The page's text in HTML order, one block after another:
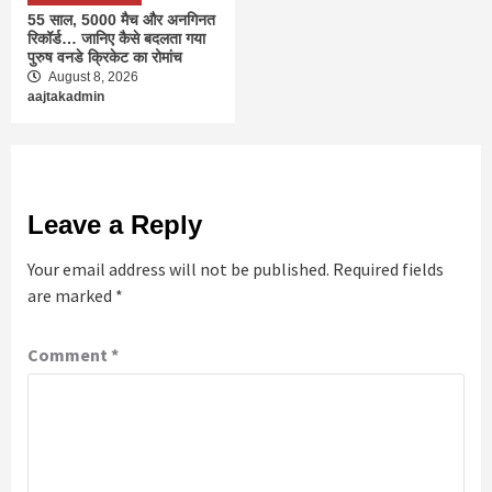
55 साल, 5000 मैच और अनगिनत
रिकॉर्ड… जानिए कैसे बदलता गया
पुरुष वनडे क्रिकेट का रोमांच
August 8, 2026
aajtakadmin
Leave a Reply
Your email address will not be published. Required fields
are marked *
Comment *